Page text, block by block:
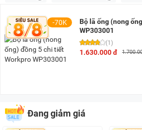
100K - 200K
200K - 500K (12)
500K - 1 triệu
(8)
1 triệu - 1,5 triệu
3 triệu - 5 triệu
5 triệu - 8 triệu
-70K
Bộ lã ống (nong
WP303001
(1)
1.630.000 đ
Đang giảm giá